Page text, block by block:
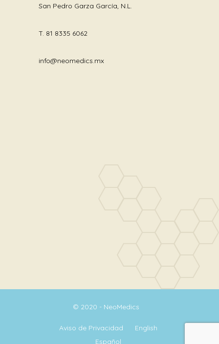
San Pedro Garza García, N.L.
T. 81 8335 6062
info@neomedics.mx
© 2020 - NeoMedics
Aviso de Privacidad
English
Español